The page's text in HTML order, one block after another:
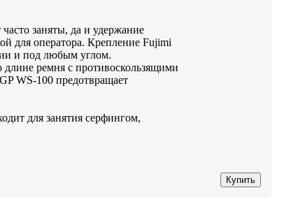
заняты, да и удержание
для оператора. Крепление Fujimi
и под любым углом.
длине ремня с противоскользящими
WS-100 предотвращает
для занятия серфингом,
Купить